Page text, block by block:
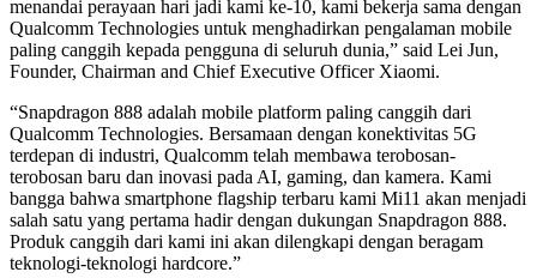
menandai perayaan hari jadi kami ke-10, kami bekerja sama dengan
Qualcomm Technologies untuk menghadirkan pengalaman mobile
paling canggih kepada pengguna di seluruh dunia,” said Lei Jun,
Founder, Chairman and Chief Executive Officer Xiaomi.
“Snapdragon 888 adalah mobile platform paling canggih dari
Qualcomm Technologies. Bersamaan dengan konektivitas 5G
terdepan di industri, Qualcomm telah membawa terobosan-
terobosan baru dan inovasi pada AI, gaming, dan kamera. Kami
bangga bahwa smartphone flagship terbaru kami Mi11 akan menjadi
salah satu yang pertama hadir dengan dukungan Snapdragon 888.
Produk canggih dari kami ini akan dilengkapi dengan beragam
teknologi-teknologi hardcore.”